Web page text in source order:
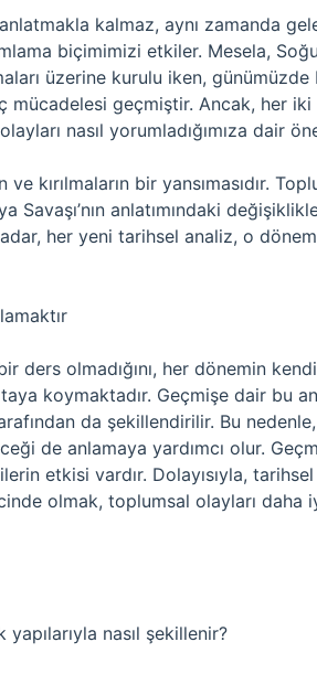
kalmaz, aynı zamanda
biçimimizi etkiler. Mesela,
üzerine kurulu iken, günümüzde
geçmiştir. Ancak, her iki
nasıl yorumladığımıza dair
kırılmaların bir yansımasıdır.
anlatımındaki
her yeni tarihsel analiz, o
ders olmadığını, her dönemin
koymaktadır. Geçmişe dair bu
da şekillendirilir. Bu
de anlamaya yardımcı olur.
etkisi vardır. Dolayısıyla, tarihsel
olmak, toplumsal olayları daha
nasıl şekillenir?